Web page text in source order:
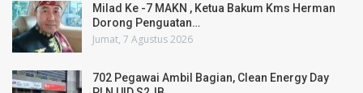
Milad Ke -7 MAKN , Ketua Bakum Kms Herman
Dorong Penguatan…
Jumat, 7 Agustus 2026
702 Pegawai Ambil Bagian, Clean Energy Day